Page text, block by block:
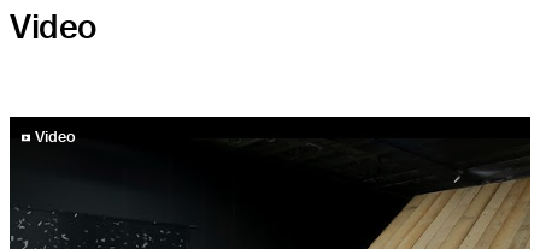
Video
YouTube-Video abspielen
Video